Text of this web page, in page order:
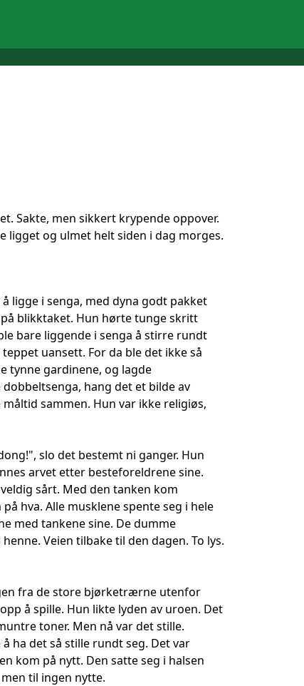
Sakte, men sikkert krypende oppover.
ligget og ulmet helt siden i dag morges.
ligge i senga, med dyna godt pakket
blikktaket. Hun hørte tunge skritt
bare liggende i senga å stirre rundt
uansett. For da ble det ikke så
tynne gardinene, og lagde
hang det et bilde av
sammen. Hun var ikke religiøs,
slo det bestemt ni ganger. Hun
arvet etter besteforeldrene sine.
sårt. Med den tanken kom
hva. Alle musklene spente seg i hele
med tankene sine. De dumme
Veien tilbake til den dagen. To lys.
fra de store bjørketrærne utenfor
å spille. Hun likte lyden av uroen. Det
toner. Men nå var det stille.
ha det så stille rundt seg. Det var
kom på nytt. Den satte seg i halsen
til ingen nytte.